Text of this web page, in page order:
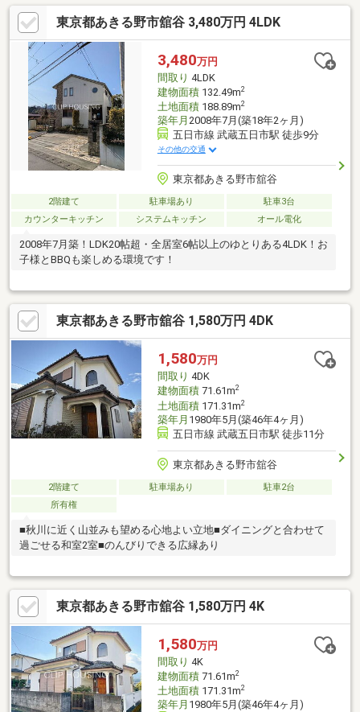
東京都あきる野市舘谷 3,480万円 4LDK
3,480万円
間取り 4LDK
建物面積132.49m2
土地面積188.89m2
築年月 2008年7月(築18年2ヶ月)
五日市線 武蔵五日市駅 徒歩9分
その他の交通
東京都あきる野市舘谷
2階建て 駐車場あり
駐車3台
カウンターキッチン
システムキッチン オール電化
2008年7月築！LDK20帖超・全居室6帖以上のゆとりある4LDK！お
子様とBBQも楽しめる環境です！
東京都あきる野市舘谷 1,580万円 4DK
1,580万円
間取り 4DK
建物面積71.61m2
土地面積171.31m2
築年月 1980年5月(築46年4ヶ月)
五日市線 武蔵五日市駅 徒歩11分
東京都あきる野市舘谷
2階建て 駐車場あり
駐車2台
所有権
■秋川に近く山並みも望める心地よい立地■ダイニングと合わせて
過ごせる和室2室■のんびりできる広縁あり
東京都あきる野市舘谷 1,580万円 4K
1,580万円
間取り 4K
建物面積71.61m2
土地面積171.31m2
築年月 1980年5月(築46年4ヶ月)